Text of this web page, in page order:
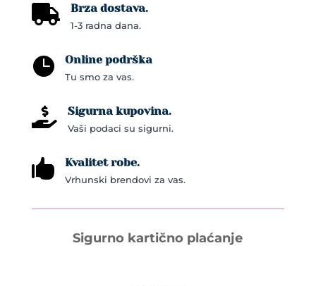
 Brza dostava.
1-3 radna dana.
 Online podrška
Tu smo za vas.
 Sigurna kupovina.
Vaši podaci su sigurni.
 Kvalitet robe.
Vrhunski brendovi za vas.
Sigurno kartično plaćanje